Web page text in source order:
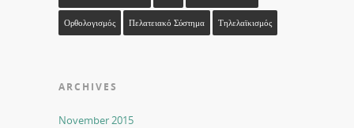
Ορθολογισμός Πελατειακό Σύστημα Τηλελαϊκισμός
ARCHIVES
November 2015